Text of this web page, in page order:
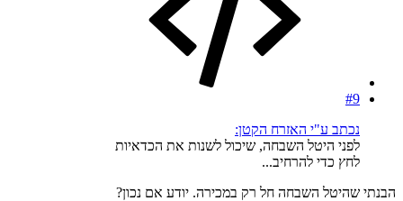
#9
נכתב ע"י האזרח הקטן:
לפני היטל השבחה, שיכול לשנות את הכדאיות
לחץ כדי להרחיב...
הבנתי שהיטל השבחה חל רק במכירה. יודע אם נכון?